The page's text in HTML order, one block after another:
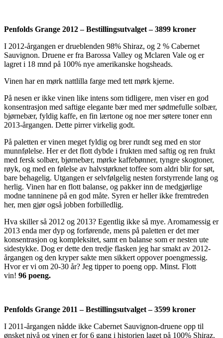
Penfolds Grange 2012 – Bestillingsutvalget – 3899 kroner
I 2012-årgangen er drueblenden 98% Shiraz, og 2 % Cabernet
Sauvignon. Druene er fra Barossa Valley og Mclaren Vale og er
lagret i 18 mnd på 100% nye amerikanske hogsheads.
Vinen har en mørk nattlilla farge med tett mørk kjerne.
På nesen er ikke vinen like intens som tidligere, men viser en god
konsentrasjon med saftige elegante bær med mer sødmefulle solbær,
bjørnebær, fyldig kaffe, en fin lærtone og noe mer søtere toner enn
2013-årgangen. Dette pirrer virkelig godt.
På paletten er vinen meget fyldig og brer rundt seg med en stor
munnfølelse. Her er det flott dybde i frukten med saftig og ren frukt
med fersk solbær, bjørnebær, mørke kaffebønner, tyngre skogtoner,
røyk, og med en følelse av halvstørknet toffee som aldri blir for søt,
bare behagelig. Utgangen er selvfølgelig nesten forstyrrende lang og
herlig. Vinen har en flott balanse, og pakker inn de medgjørlige
modne tanninene på en god måte. Syren er heller ikke fremtreden
her, men gjør også jobben forbilledlig.
Hva skiller så 2012 og 2013? Egentlig ikke så mye. Aromamessig er
2013 enda mer dyp og forførende, mens på paletten er det mer
konsentrasjon og kompleksitet, samt en balanse som er nesten ute
sidestykke. Dog er dette den tredje flasken jeg har smakt av 2012-
årgangen og den kryper sakte men sikkert oppover poengmessig.
Hvor er vi om 20-30 år? Jeg tipper to poeng opp. Minst. Flott
vin! 96 poeng.
Penfolds Grange 2011 – Bestillingsutvalget – 3599 kroner
I 2011-årgangen nådde ikke Cabernet Sauvignon-druene opp til
ønsket nivå og vinen er for 6 gang i historien laget på 100% Shiraz.